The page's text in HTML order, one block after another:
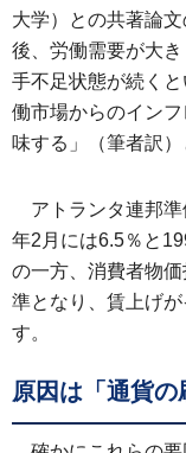
大学）との共著論
後、労働需要が大
手不足状態が続く
働市場からのイン
味する」（筆者訳）
アトランタ連邦
年2月には6.5％と
の一方、消費者物
準となり、賃上げ
す。
原因は「通貨